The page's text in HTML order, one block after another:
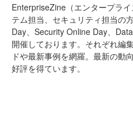
EnterpriseZine（エンタープラ
テム担当、セキュリティ担当の
Day、Security Online Day、
開催しております。それぞれ編
ドや最新事例を網羅。最新の動
好評を得ています。